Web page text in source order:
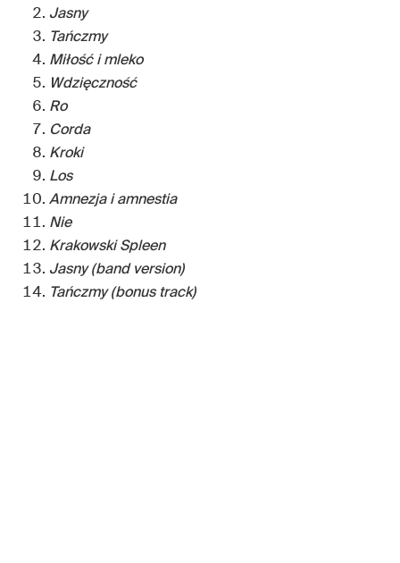
Jasny
Tańczmy
Miłość i mleko
Wdzięczność
Ro
Corda
Kroki
Los
Amnezja i amnestia
Nie
Krakowski Spleen
Jasny (band version)
Tańczmy (bonus track)